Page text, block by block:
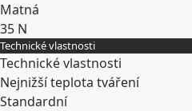
Matná
35 N
Rozbalit
Technické vlastnosti
Technické vlastnosti
Nejnižší teplota tváření
Standardní